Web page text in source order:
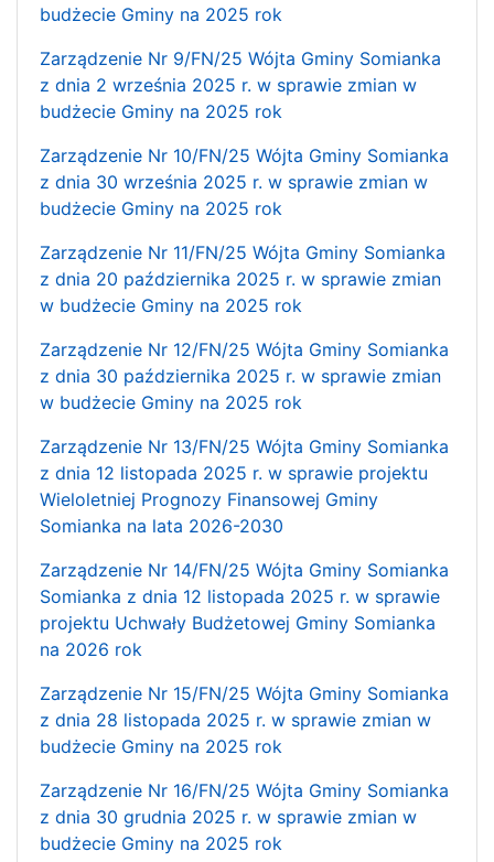
budżecie Gminy na 2025 rok
Zarządzenie Nr 9/FN/25 Wójta Gminy Somianka
z dnia 2 września 2025 r. w sprawie zmian w
budżecie Gminy na 2025 rok
Zarządzenie Nr 10/FN/25 Wójta Gminy Somianka
z dnia 30 września 2025 r. w sprawie zmian w
budżecie Gminy na 2025 rok
Zarządzenie Nr 11/FN/25 Wójta Gminy Somianka
z dnia 20 października 2025 r. w sprawie zmian
w budżecie Gminy na 2025 rok
Zarządzenie Nr 12/FN/25 Wójta Gminy Somianka
z dnia 30 października 2025 r. w sprawie zmian
w budżecie Gminy na 2025 rok
Zarządzenie Nr 13/FN/25 Wójta Gminy Somianka
z dnia 12 listopada 2025 r. w sprawie projektu
Wieloletniej Prognozy Finansowej Gminy
Somianka na lata 2026-2030
Zarządzenie Nr 14/FN/25 Wójta Gminy Somianka
Somianka z dnia 12 listopada 2025 r. w sprawie
projektu Uchwały Budżetowej Gminy Somianka
na 2026 rok
Zarządzenie Nr 15/FN/25 Wójta Gminy Somianka
z dnia 28 listopada 2025 r. w sprawie zmian w
budżecie Gminy na 2025 rok
Zarządzenie Nr 16/FN/25 Wójta Gminy Somianka
z dnia 30 grudnia 2025 r. w sprawie zmian w
budżecie Gminy na 2025 rok